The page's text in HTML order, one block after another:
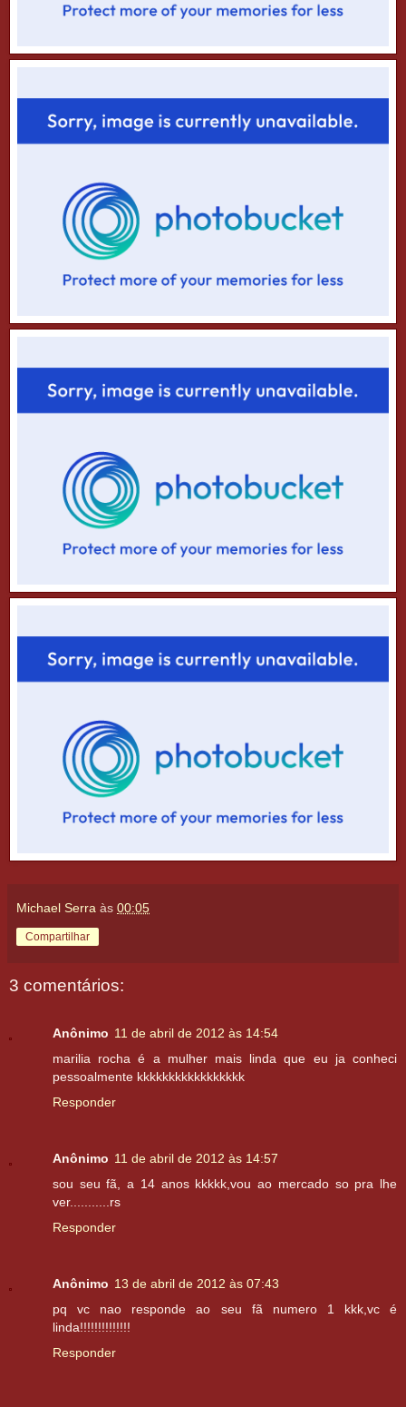
Michael Serra às 00:05
Compartilhar
3 comentários:
Anônimo 11 de abril de 2012 às 14:54
marilia rocha é a mulher mais linda que eu ja conheci
pessoalmente kkkkkkkkkkkkkkkkk
Responder
Anônimo 11 de abril de 2012 às 14:57
sou seu fã, a 14 anos kkkkk,vou ao mercado so pra lhe
ver...........rs
Responder
Anônimo 13 de abril de 2012 às 07:43
pq vc nao responde ao seu fã numero 1 kkk,vc é
linda!!!!!!!!!!!!!!
Responder